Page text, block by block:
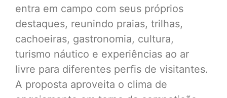
entra em campo com seus próprios
destaques, reunindo praias, trilhas,
cachoeiras, gastronomia, cultura,
turismo náutico e experiências ao ar
livre para diferentes perfis de visitantes.
A proposta aproveita o clima de